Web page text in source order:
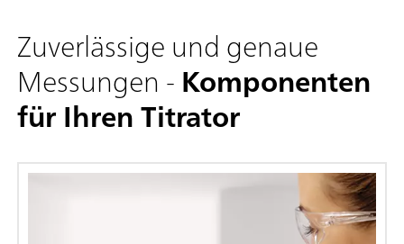
Zuverlässige und genaue
Messungen -Komponenten
für Ihren Titrator